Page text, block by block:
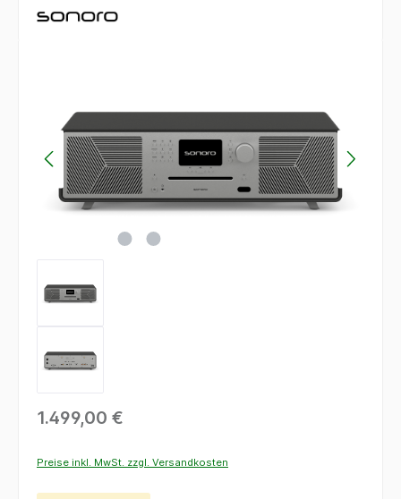
1.499,00 €
Preise inkl. MwSt. zzgl. Versandkosten